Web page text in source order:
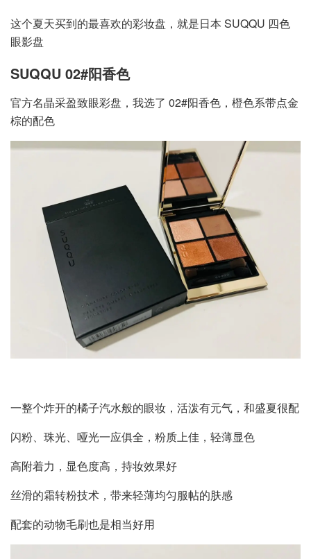
这个夏天买到的最喜欢的彩妆盘，就是日本 SUQQU 四色
眼影盘
SUQQU 02#阳香色
官方名晶采盈致眼彩盘，我选了 02#阳香色，橙色系带点金
棕的配色
一整个炸开的橘子汽水般的眼妆，活泼有元气，和盛夏很配
闪粉、珠光、哑光一应俱全，粉质上佳，轻薄显色
高附着力，显色度高，持妆效果好
丝滑的霜转粉技术，带来轻薄均匀服帖的肤感
配套的动物毛刷也是相当好用